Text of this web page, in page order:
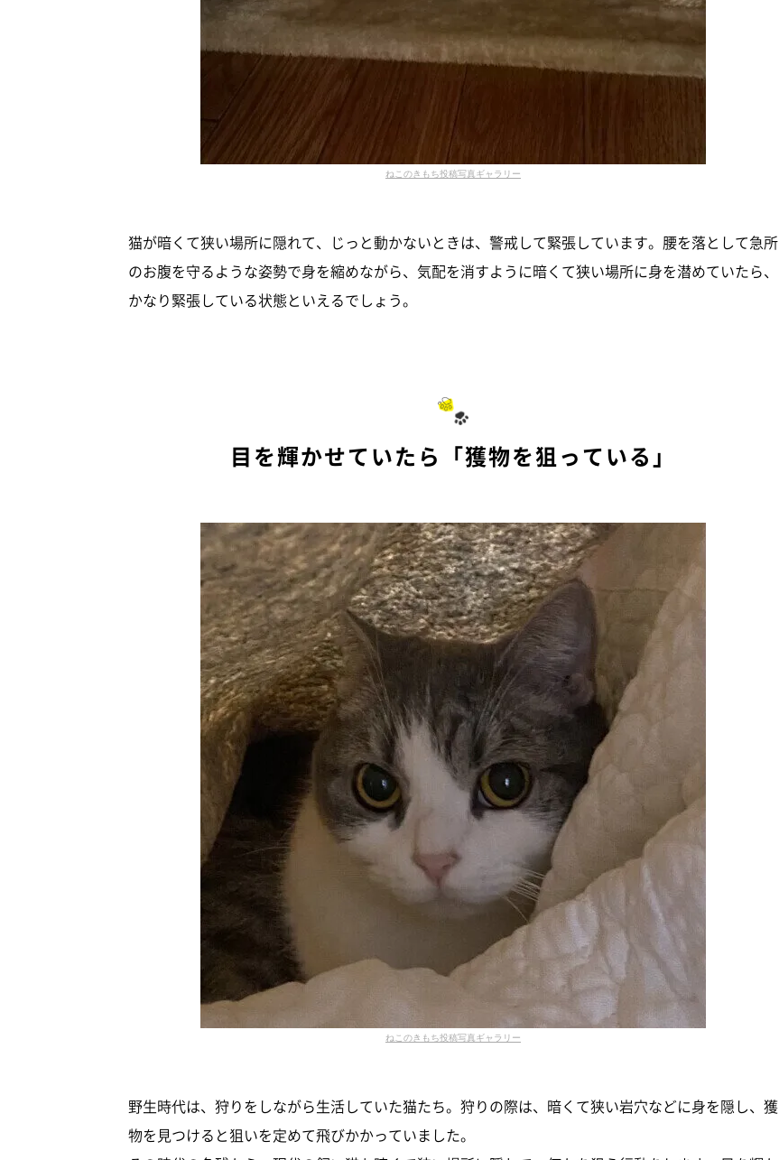
ねこのきもち投稿写真ギャラリー
猫が暗くて狭い場所に隠れて、じっと動かないときは、警戒して緊張しています。腰を落として急所
のお腹を守るような姿勢で身を縮めながら、気配を消すように暗くて狭い場所に身を潜めていたら、
かなり緊張している状態といえるでしょう。
目を輝かせていたら「獲物を狙っている」
ねこのきもち投稿写真ギャラリー
野生時代は、狩りをしながら生活していた猫たち。狩りの際は、暗くて狭い岩穴などに身を隠し、獲
物を見つけると狙いを定めて飛びかかっていました。